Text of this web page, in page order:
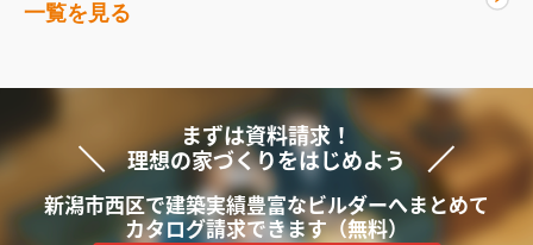
一覧を見る
まずは資料請求！
理想の家づくりをはじめよう
新潟市西区で建築実績豊富なビルダーへまとめて
カタログ請求できます（無料）